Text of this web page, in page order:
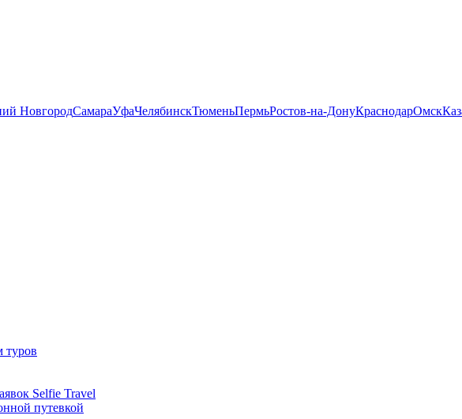
НовгородСамараУфаЧелябинскТюменьПермьРостов-на-ДонуКраснодарОмск
туров
Selfie Travel
путевкой